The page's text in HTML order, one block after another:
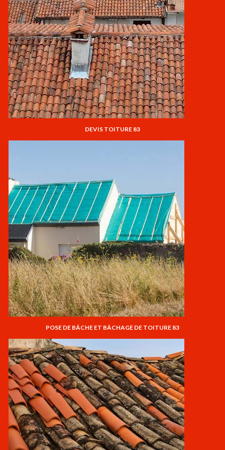
DEVIS TOITURE 83
POSE DE BÂCHE ET BÂCHAGE DE TOITURE 83